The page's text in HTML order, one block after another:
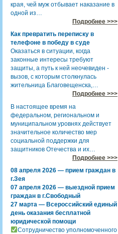
края, чей муж отбывает наказание в
одной из…
Подробнее >>>
Как превратить переписку в
телефоне в победу в суде
Оказаться в ситуации, когда
законные интересы требуют
защиты, а путь к ней неочевиден -
вызов, с которым столкнулась
жительница Благовещенска,…
Подробнее >>>
В настоящее время на
федеральном, региональном и
муниципальном уровнях действует
значительное количество мер
социальной поддержки для
защитников Отечества и их…
Подробнее >>>
08 апреля 2026 — прием граждан в
г.Зея
07 апреля 2026 — выездной прием
граждан в г.Свободный
27 марта — Всероссийский единый
день оказания бесплатной
юридической помощи
Сотрудничество уполномоченного